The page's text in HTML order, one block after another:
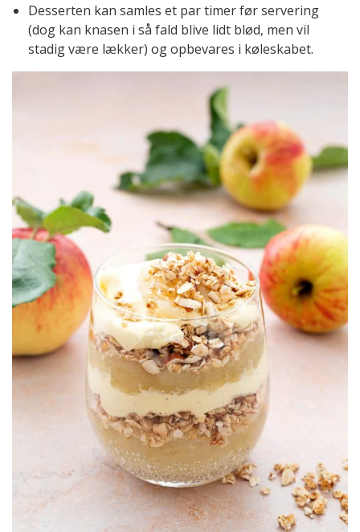
Desserten kan samles et par timer før servering
(dog kan knasen i så fald blive lidt blød, men vil
stadig være lækker) og opbevares i køleskabet.